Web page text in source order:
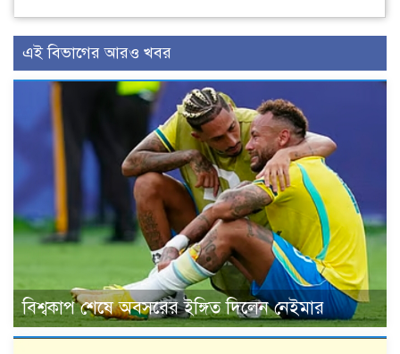
এই বিভাগের আরও খবর
বিশ্বকাপ শেষে অবসরের ইঙ্গিত দিলেন নেইমার